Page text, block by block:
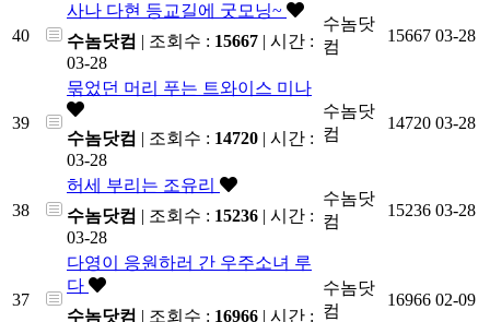
40
사나 다현 등교길에 굿모닝~
수놈닷컴 | 조회수 : 15667 | 시간 :
03-28
수놈닷
컴
15667 03-28
39
묶었던 머리 푸는 트와이스 미나
수놈닷컴 | 조회수 : 14720 | 시간 :
03-28
수놈닷
컴
14720 03-28
38
허세 부리는 조유리
수놈닷컴 | 조회수 : 15236 | 시간 :
03-28
수놈닷
컴
15236 03-28
37
다영이 응원하러 간 우주소녀 루
다
수놈닷컴 | 조회수 : 16966 | 시간 :
수놈닷
컴
16966 02-09